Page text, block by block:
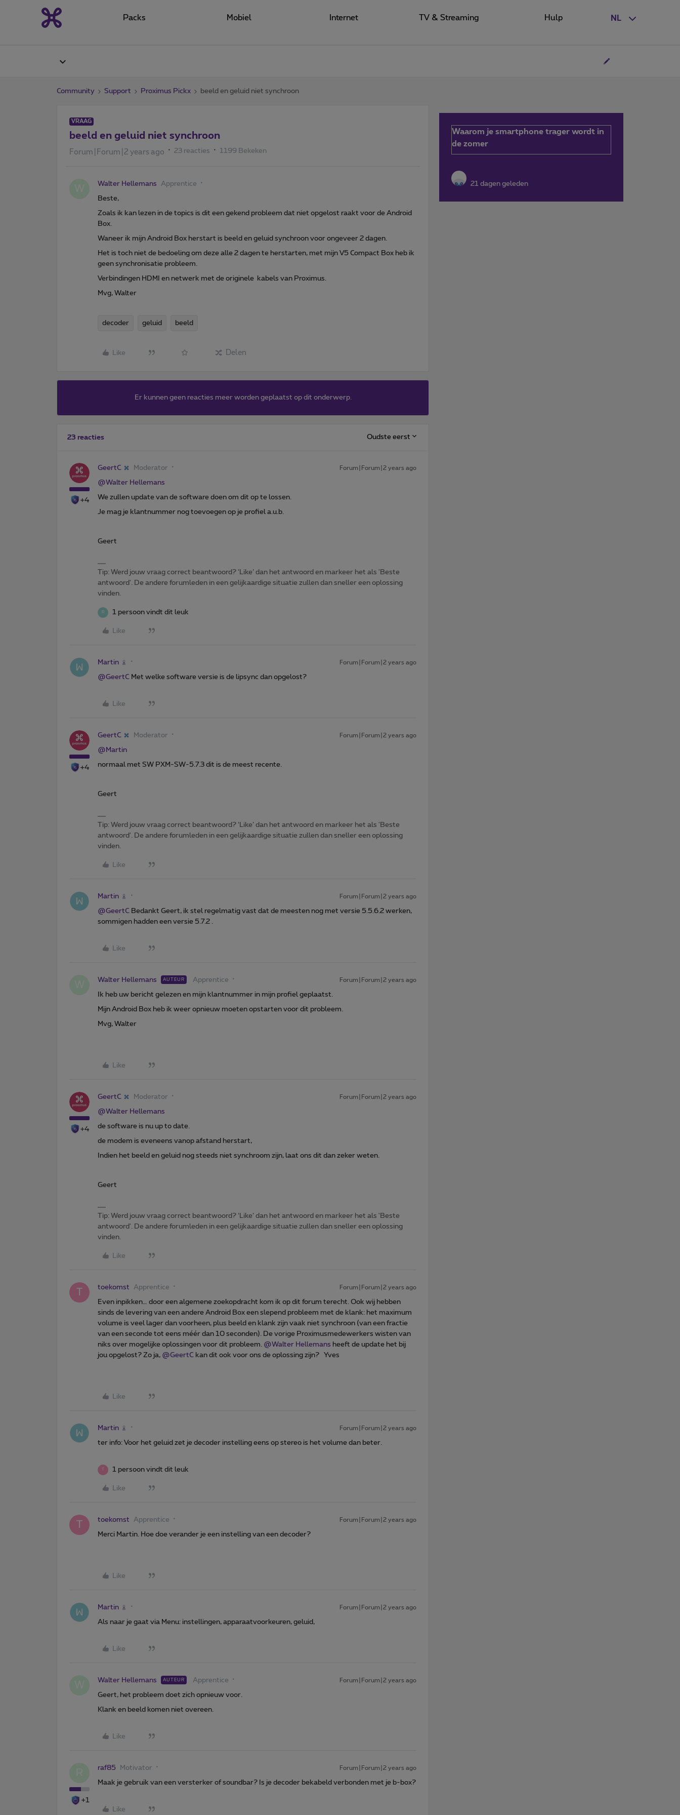
NL
Packs Mobiel Internet TV & Streaming Hulp
Community Support Proximus Pickx beeld en geluid niet synchroon
VRAAG
beeld en geluid niet synchroon
Forum|Forum|2 years ago 23 reacties 1199 Bekeken
Walter Hellemans Apprentice
Beste,
Zoals ik kan lezen in de topics is dit een gekend probleem dat niet opgelost raakt voor de Android
Box.
Waneer ik mijn Android Box herstart is beeld en geluid synchroon voor ongeveer 2 dagen.
Het is toch niet de bedoeling om deze alle 2 dagen te herstarten, met mijn V5 Compact Box heb ik
geen synchronisatie probleem.
Verbindingen HDMI en netwerk met de originele kabels van Proximus.
Mvg, Walter
decoder geluid beeld
Like Delen
Er kunnen geen reacties meer worden geplaatst op dit onderwerp.
23 reacties Oudste eerst
+4
GeertC Moderator Forum|Forum|2 years ago
@Walter Hellemans
We zullen update van de software doen om dit op te lossen.
Je mag je klantnummer nog toevoegen op je profiel a.u.b.
Geert
Tip: Werd jouw vraag correct beantwoord? ‘Like’ dan het antwoord en markeer het als 'Beste
antwoord'. De andere forumleden in een gelijkaardige situatie zullen dan sneller een oplossing
vinden.
R 1 persoon vindt dit leuk
Like
Martin Forum|Forum|2 years ago
@GeertC Met welke software versie is de lipsync dan opgelost?
Like
+4
GeertC Moderator Forum|Forum|2 years ago
@Martin
normaal met SW PXM-SW-5.7.3 dit is de meest recente.
Geert
Tip: Werd jouw vraag correct beantwoord? ‘Like’ dan het antwoord en markeer het als 'Beste
antwoord'. De andere forumleden in een gelijkaardige situatie zullen dan sneller een oplossing
vinden.
Like
Martin Forum|Forum|2 years ago
@GeertC Bedankt Geert, ik stel regelmatig vast dat de meesten nog met versie 5.5.6.2 werken,
sommigen hadden een versie 5.7.2 .
Like
Walter Hellemans AUTEUR Apprentice Forum|Forum|2 years ago
Ik heb uw bericht gelezen en mijn klantnummer in mijn profiel geplaatst.
Mijn Android Box heb ik weer opnieuw moeten opstarten voor dit probleem.
Mvg, Walter
Like
+4
GeertC Moderator Forum|Forum|2 years ago
@Walter Hellemans
de software is nu up to date.
de modem is eveneens vanop afstand herstart,
Indien het beeld en geluid nog steeds niet synchroom zijn, laat ons dit dan zeker weten.
Geert
Tip: Werd jouw vraag correct beantwoord? ‘Like’ dan het antwoord en markeer het als 'Beste
antwoord'. De andere forumleden in een gelijkaardige situatie zullen dan sneller een oplossing
vinden.
Like
T toekomst Apprentice Forum|Forum|2 years ago
Even inpikken… door een algemene zoekopdracht kom ik op dit forum terecht. Ook wij hebben
sinds de levering van een andere Android Box een slepend probleem met de klank: het maximum
volume is veel lager dan voorheen, plus beeld en klank zijn vaak niet synchroon (van een fractie
van een seconde tot eens méér dan 10 seconden). De vorige Proximusmedewerkers wisten van
niks over mogelijke oplossingen voor dit probleem. @Walter Hellemans heeft de update het bij
jou opgelost? Zo ja, @GeertC kan dit ook voor ons de oplossing zijn? Yves
Like
Martin Forum|Forum|2 years ago
ter info: Voor het geluid zet je decoder instelling eens op stereo is het volume dan beter.
1 persoon vindt dit leuk
Like
T toekomst Apprentice Forum|Forum|2 years ago
Merci Martin. Hoe doe verander je een instelling van een decoder?
Like
Martin Forum|Forum|2 years ago
Als naar je gaat via Menu: instellingen, apparaatvoorkeuren, geluid,
Like
Walter Hellemans AUTEUR Apprentice Forum|Forum|2 years ago
Geert, het probleem doet zich opnieuw voor.
Klank en beeld komen niet overeen.
Like
+1
raf85 Motivator Forum|Forum|2 years ago
Maak je gebruik van een versterker of soundbar? Is je decoder bekabeld verbonden met je b-box?
Like
Waarom je smartphone trager wordt in
de zomer
21 dagen geleden